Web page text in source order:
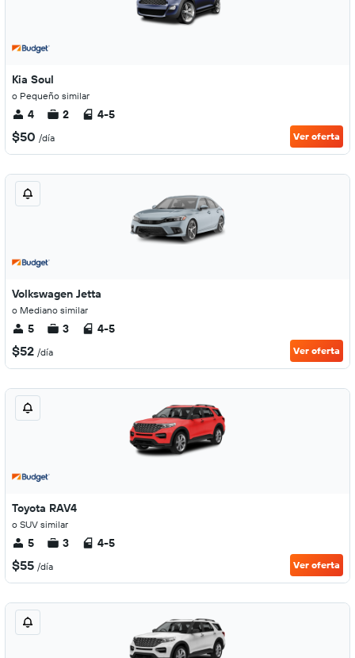
Kia Soul
o Pequeño similar
4 2 4-5
$50 /día Ver oferta
Volkswagen Jetta
o Mediano similar
5 3 4-5
$52 /día Ver oferta
Toyota RAV4
o SUV similar
5 3 4-5
$55 /día Ver oferta